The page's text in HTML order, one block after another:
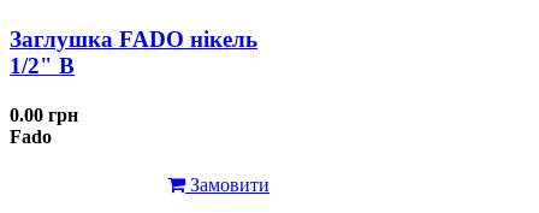
Заглушка FADO нікель
1/2" В
0.00 грн
Fado
Замовити